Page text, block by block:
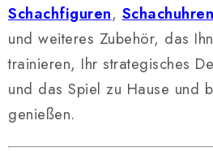
Schachfiguren, Schachuhren
und weiteres Zubehör, das
trainieren, Ihr strategisches
und das Spiel zu Hause und
genießen.